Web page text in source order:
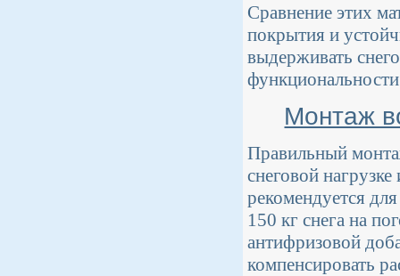
Сравнение этих
покрытия и
выдерживать
Монтаж
Правильный
снеговой
рекомендуется
150 кг снега на
антифризовой
компенсировать